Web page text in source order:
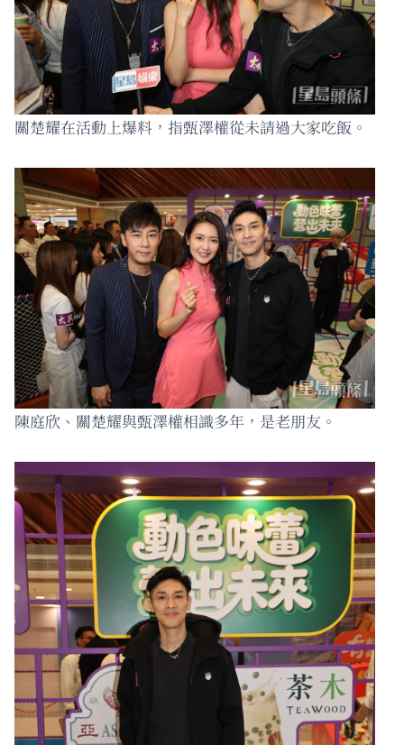
關楚耀在活動上爆料，指甄澤權從未請過大家吃飯。
陳庭欣、關楚耀與甄澤權相識多年，是老朋友。